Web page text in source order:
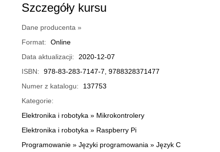
Szczegóły kursu
Dane producenta »
Format:
Online
Data aktualizacji:
2020-12-07
ISBN:
978-83-283-7147-7, 9788328371477
Numer z katalogu:
137753
Kategorie:
Elektronika i robotyka » Mikrokontrolery
Elektronika i robotyka » Raspberry Pi
Programowanie » Języki programowania » Język C